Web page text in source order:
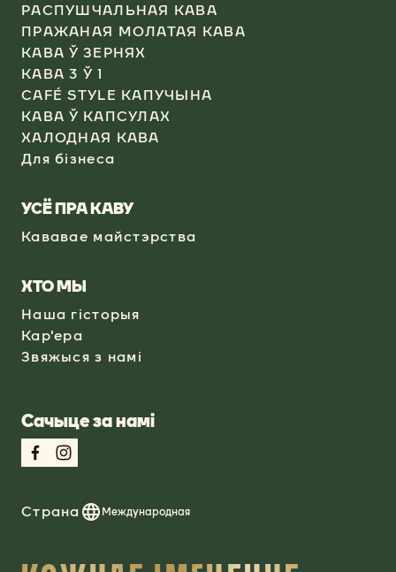
РАСПУШЧАЛЬНАЯ КАВА
ПРАЖАНАЯ МОЛАТАЯ КАВА
КАВА Ў ЗЕРНЯХ
КАВА 3 Ў 1
CAFÉ STYLE КАПУЧЫНА
КАВА Ў КАПСУЛАХ
ХАЛОДНАЯ КАВА
Для бізнеса
УСЁ ПРА КАВУ
Кававае майстэрства
ХТО МЫ
Наша гісторыя
Кар'ера
Звяжыся з намі
Сачыце за намі
Страна Международная